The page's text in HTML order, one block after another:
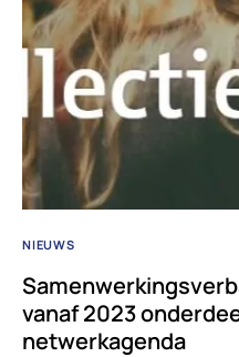
NIEUWS
vanaf 2023
netwerkagenda